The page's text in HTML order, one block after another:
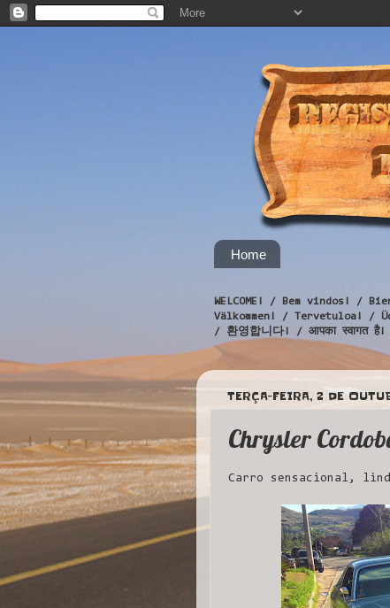
Home
WELCOME! / Bem vindos! /
Välkommen! / Tervetuloa! /
/ 환영합니다! / आपका स्वागत
TERÇA-FEIRA, 2 DE
Chrysler
Carro sensacional,